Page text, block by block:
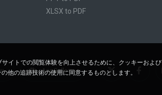
XLSX to PDF
RTF to PDF
CBZ to PDF
AppGallery
イトでの閲覧体験を向上させるために、クッキーおよび
他の追跡技術の使用に同意するものとします。